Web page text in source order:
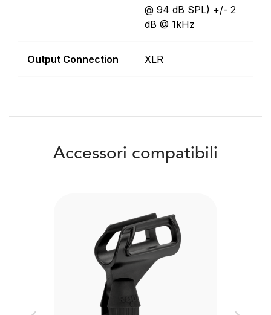
@ 94 dB SPL) +/- 2
dB @ 1kHz
Output Connection XLR
Accessori compatibili